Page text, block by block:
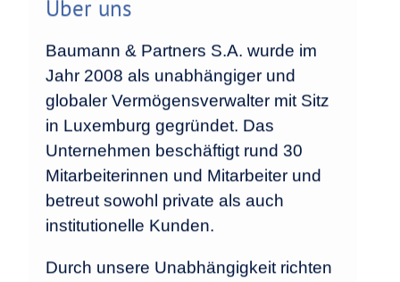
Über uns
Baumann & Partners S.A. wurde im
Jahr 2008 als unabhängiger und
globaler Vermögensverwalter mit Sitz
in Luxemburg gegründet. Das
Unternehmen beschäftigt rund 30
Mitarbeiterinnen und Mitarbeiter und
betreut sowohl private als auch
institutionelle Kunden.
Durch unsere Unabhängigkeit richten